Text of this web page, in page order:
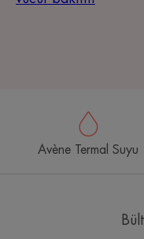
Avène Termal Suyu